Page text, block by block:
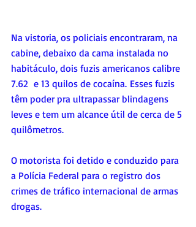
Na vistoria, os policiais encontraram, na
cabine, debaixo da cama instalada no
habitáculo, dois fuzis americanos calibre
7.62  e 13 quilos de cocaína. Esses fuzis
têm poder pra ultrapassar blindagens
leves e tem um alcance útil de cerca de 5
quilômetros.
O motorista foi detido e conduzido para
a Polícia Federal para o registro dos
crimes de tráfico internacional de armas
drogas.